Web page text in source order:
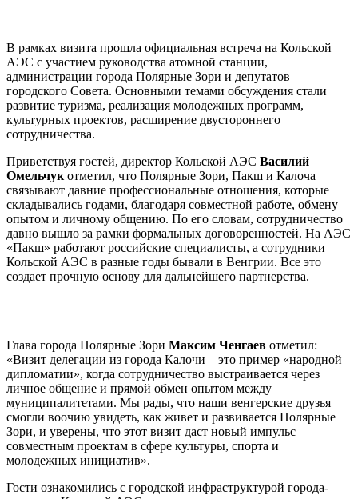
В рамках визита прошла официальная встреча на Кольской
АЭС с участием руководства атомной станции,
администрации города Полярные Зори и депутатов
городского Совета. Основными темами обсуждения стали
развитие туризма, реализация молодежных программ,
культурных проектов, расширение двустороннего
сотрудничества.
Приветствуя гостей, директор Кольской АЭС Василий
Омельчук отметил, что Полярные Зори, Пакш и Калоча
связывают давние профессиональные отношения, которые
складывались годами, благодаря совместной работе, обмену
опытом и личному общению. По его словам, сотрудничество
давно вышло за рамки формальных договоренностей. На АЭС
«Пакш» работают российские специалисты, а сотрудники
Кольской АЭС в разные годы бывали в Венгрии. Все это
создает прочную основу для дальнейшего партнерства.
Глава города Полярные Зори Максим Ченгаев отметил:
«Визит делегации из города Калочи – это пример «народной
дипломатии», когда сотрудничество выстраивается через
личное общение и прямой обмен опытом между
муниципалитетами. Мы рады, что наши венгерские друзья
смогли воочию увидеть, как живет и развивается Полярные
Зори, и уверены, что этот визит даст новый импульс
совместным проектам в сфере культуры, спорта и
молодежных инициатив».
Гости ознакомились с городской инфраструктурой города-